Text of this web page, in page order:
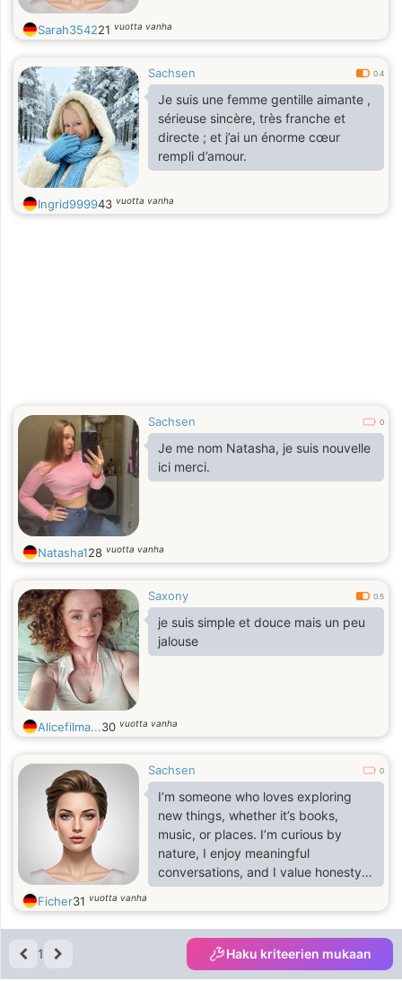
Sarah354221 vuotta vanha
Sachsen 0.4
Je suis une femme gentille aimante ,
sérieuse sincère, très franche et
directe ; et j’ai un énorme cœur
rempli d’amour.
Ingrid999943 vuotta vanha
Sachsen 0
Je me nom Natasha, je suis nouvelle
ici merci.
Natasha128 vuotta vanha
Saxony 0.5
je suis simple et douce mais un peu
jalouse
Alicefilma...30 vuotta vanha
Sachsen 0
I’m someone who loves exploring
new things, whether it’s books,
music, or places. I’m curious by
nature, I enjoy meaningful
conversations, and I value honesty
and kindness. I’d say I’m a mix of
playful and thoughtful you can catch
me laughing over something silly one
moment and getting lost in deep
thoughts the next.”
Ficher31 vuotta vanha
1 Haku kriteerien mukaan